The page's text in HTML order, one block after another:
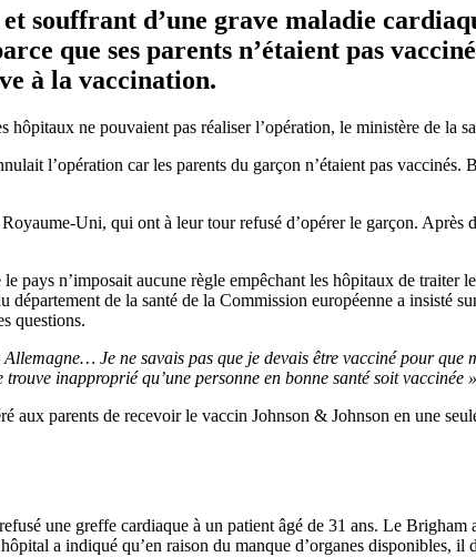
souffrant d’une grave maladie
que ses parents n’étaient pas
à la vaccination.
ne pouvaient pas réaliser l’opération, le ministère de la
l’opération car les parents du garçon n’étaient pas vaccinés.
Uni, qui ont à leur tour refusé d’opérer le garçon. Après
pays n’imposait aucune règle empêchant les hôpitaux de traiter
de la santé de la Commission européenne a insisté
questions.
Je ne savais pas que je devais être vacciné pour
inapproprié qu’une personne en bonne santé soit vaccinée »
aux parents de recevoir le vaccin Johnson & Johnson en une
une greffe cardiaque à un patient âgé de 31 ans. Le
a indiqué qu’en raison du manque d’organes disponibles,